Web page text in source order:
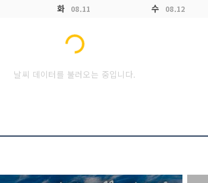
화 08.11 수 08.12
Loading...
날씨 데이터를 불러오는 중입니다.